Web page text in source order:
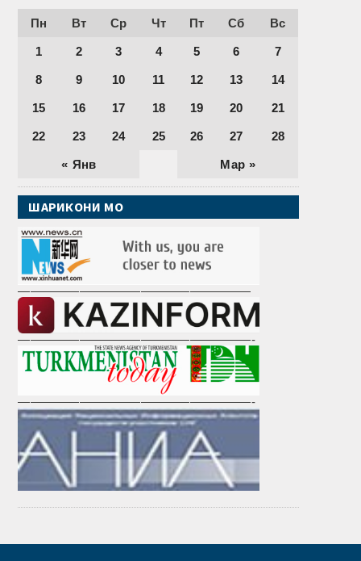
Пн Вт Ср Чт Пт Сб Вс
« Янв Мар »
1 2 3 4 5 6 7
8 9 10 11 12 13 14
15 16 17 18 19 20 21
22 23 24 25 26 27 28
ШАРИКОНИ МО
———————————————————
———————————————————-
———————————————————-